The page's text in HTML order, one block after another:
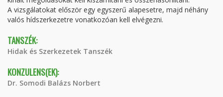
A vizsgálatokat először egy egyszerű alapesetre, majd néhány
valós hídszerkezetre vonatkozóan kell elvégezni.
TANSZÉK:
Hidak és Szerkezetek Tanszék
KONZULENS(EK):
Dr. Somodi Balázs Norbert